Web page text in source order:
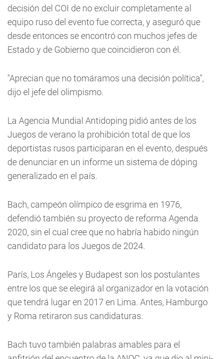
decisión del COI de no excluir completamente al
equipo ruso del evento fue correcta, y aseguró que
desde entonces se encontró con muchos jefes de
Estado y de Gobierno que coincidieron con él.
"Aprecian que no tomáramos una decisión política",
dijo el jefe del olimpismo.
La Agencia Mundial Antidoping pidió antes de los
Juegos de verano la prohibición total de que los
deportistas rusos participaran en el evento, después
de denunciar en un informe un sistema de dóping
generalizado en el país.
Bach, campeón olímpico de esgrima en 1976,
defendió también su proyecto de reforma Agenda
2020, sin el cual cree que no habría habido ningún
candidato para los Juegos de 2024.
París, Los Ángeles y Budapest son los postulantes
entre los que se elegirá al organizador en la votación
que tendrá lugar en 2017 en Lima. Antes, Hamburgo
y Roma retiraron sus candidaturas.
Bach tuvo también palabras amables para el